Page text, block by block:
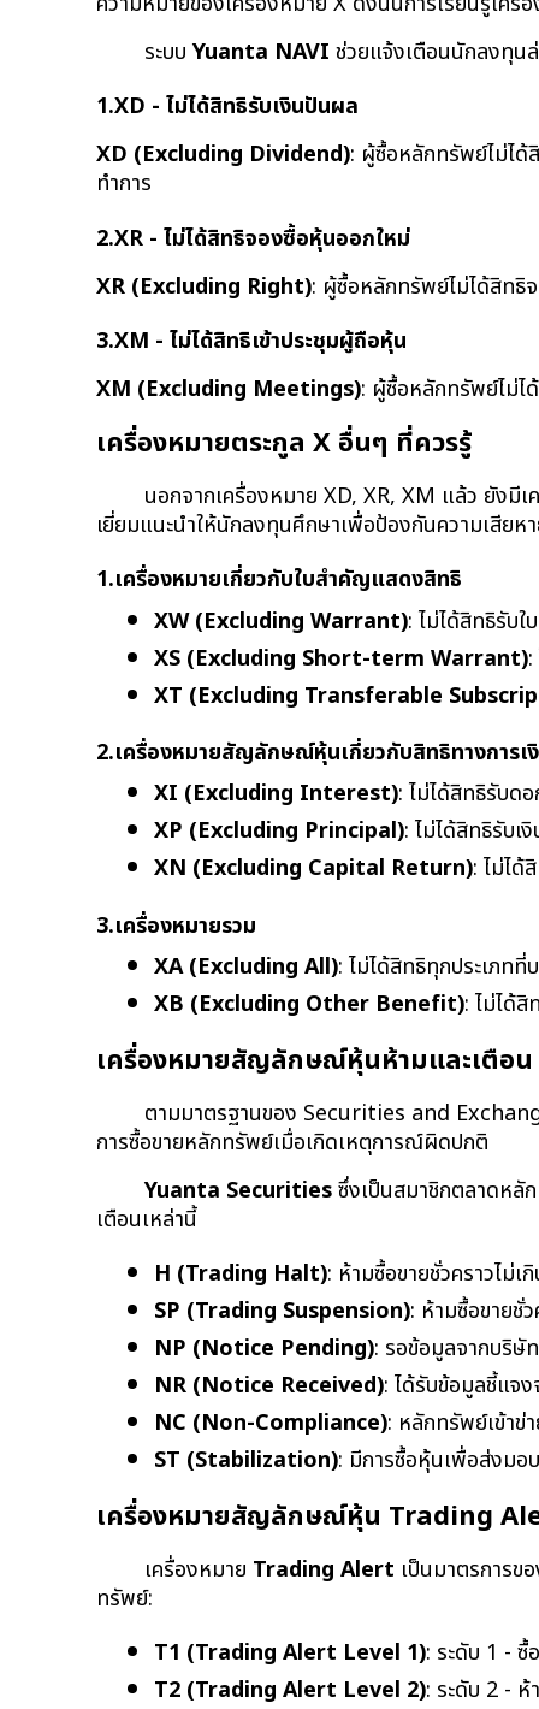
ระบบ Yuanta NAVI ช่วยแจ้งเตือนนักลงทุน
1.XD - ไม่ได้สิทธิรับเงินปันผล
XD (Excluding Dividend): ผู้ซื้อหลักทรัพย์ไม่ได้
ทำการ
2.XR - ไม่ได้สิทธิจองซื้อหุ้นออกใหม่
XR (Excluding Right): ผู้ซื้อหลักทรัพย์ไม่ได้สิทธิ
3.XM - ไม่ได้สิทธิเข้าประชุมผู้ถือหุ้น
XM (Excluding Meetings): ผู้ซื้อหลักทรัพย์ไม่ไ
เครื่องหมายตระกูล X อื่นๆ ที่ควรรู้
นอกจากเครื่องหมาย XD, XR, XM แล้ว ยังมี
เยี่ยมแนะนำให้นักลงทุนศึกษาเพื่อป้องกันความเสียห
1.เครื่องหมายเกี่ยวกับใบสำคัญแสดงสิทธิ
XW (Excluding Warrant): ไม่ได้สิทธิรับ
XS (Excluding Short-term Warrant)
XT (Excluding Transferable
2.เครื่องหมายสัญลักษณ์หุ้นเกี่ยวกับสิทธิทางการเ
XI (Excluding Interest): ไม่ได้สิทธิรับด
XP (Excluding Principal): ไม่ได้สิทธิรับ
XN (Excluding Capital Return): ไม่ได้
3.เครื่องหมายรวม
XA (Excluding All): ไม่ได้สิทธิทุกประเภท
XB (Excluding Other Benefit): ไม่ได้
เครื่องหมายสัญลักษณ์หุ้นห้ามและเตื
ตามมาตรฐานของ Securities and
การซื้อขายหลักทรัพย์เมื่อเกิดเหตุการณ์ผิดปกติ
Yuanta Securities ซึ่งเป็นสมาชิกตลาดหลั
เตือนเหล่านี้
H (Trading Halt): ห้ามซื้อขายชั่วคราวไม่เ
SP (Trading Suspension): ห้ามซื้อขายชั่
NP (Notice Pending): รอข้อมูลจากบริษั
NR (Notice Received): ได้รับข้อมูลชี้แจ
NC (Non-Compliance): หลักทรัพย์เข้าข่
ST (Stabilization): มีการซื้อหุ้นเพื่อส่งมอ
เครื่องหมายสัญลักษณ์หุ้น Trading
เครื่องหมาย Trading Alert เป็นมาตรการ
ทรัพย์:
T1 (Trading Alert Level 1): ระดับ 1 -
T2 (Trading Alert Level 2): ระดับ 2 -